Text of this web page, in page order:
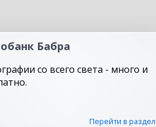
Бабра
со всего света - много и
Перейти в раздел